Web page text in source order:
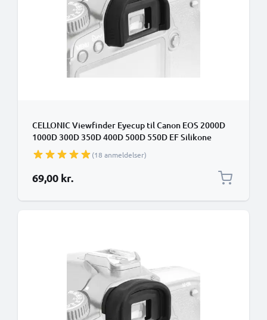
CELLONIC Viewfinder Eyecup til Canon EOS 2000D
1000D 300D 350D 400D 500D 550D EF Silikone
Ekstra Anti-Glare EVF Eye Piece View Finder Cover
Hood Cap
(18 anmeldelser)
69,00 kr.